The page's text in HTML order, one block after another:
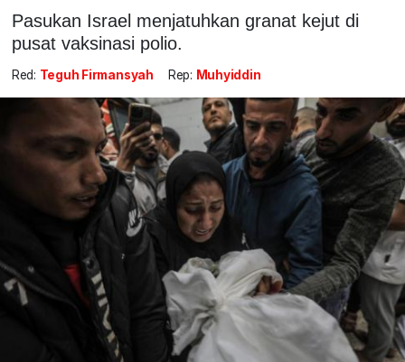
Pasukan Israel menjatuhkan granat kejut di
pusat vaksinasi polio.
Red: Teguh Firmansyah Rep: Muhyiddin